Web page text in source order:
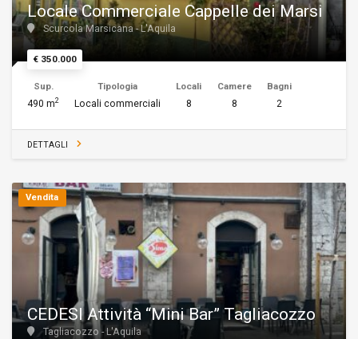
Locale Commerciale Cappelle dei Marsi
Scurcola Marsicana - L'Aquila
€ 350.000
Sup.
490 m2
Tipologia
Locali commerciali
Locali
8
Camere
8
Bagni
2
DETTAGLI
Vendita
CEDESI Attività “Mini Bar” Tagliacozzo
Tagliacozzo - L'Aquila